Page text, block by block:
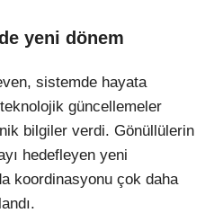
yeni dönem
sistemde hayata
güncellemeler
bilgiler verdi. Gönüllülerin
hedefleyen yeni
koordinasyonu çok daha